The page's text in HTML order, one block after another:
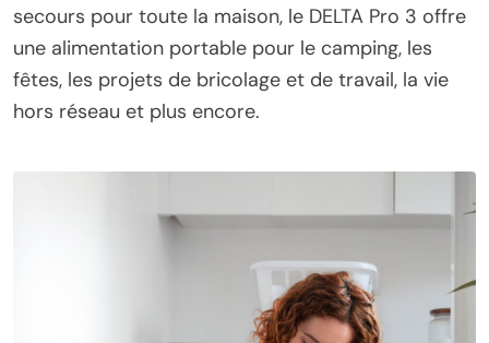
secours pour toute la maison, le DELTA Pro 3 offre
une alimentation portable pour le camping, les
fêtes, les projets de bricolage et de travail, la vie
hors réseau et plus encore.